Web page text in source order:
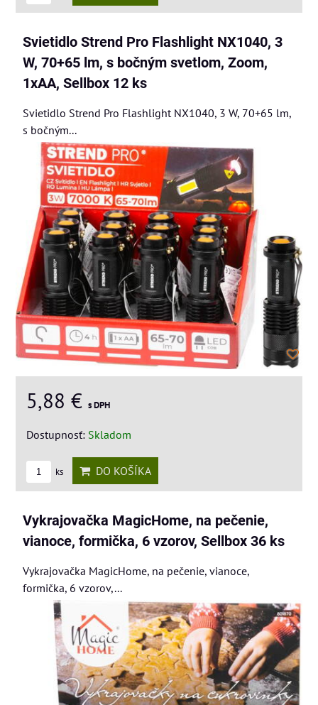
Svietidlo Strend Pro Flashlight NX1040, 3
W, 70+65 lm, s bočným svetlom, Zoom,
1xAA, Sellbox 12 ks
Svietidlo Strend Pro Flashlight NX1040, 3 W, 70+65 lm,
s bočným...
5,88 € s DPH
Dostupnosť: Skladom
ks DO KOŠÍKA
Vykrajovačka MagicHome, na pečenie,
vianoce, formička, 6 vzorov, Sellbox 36 ks
Vykrajovačka MagicHome, na pečenie, vianoce,
formička, 6 vzorov,...